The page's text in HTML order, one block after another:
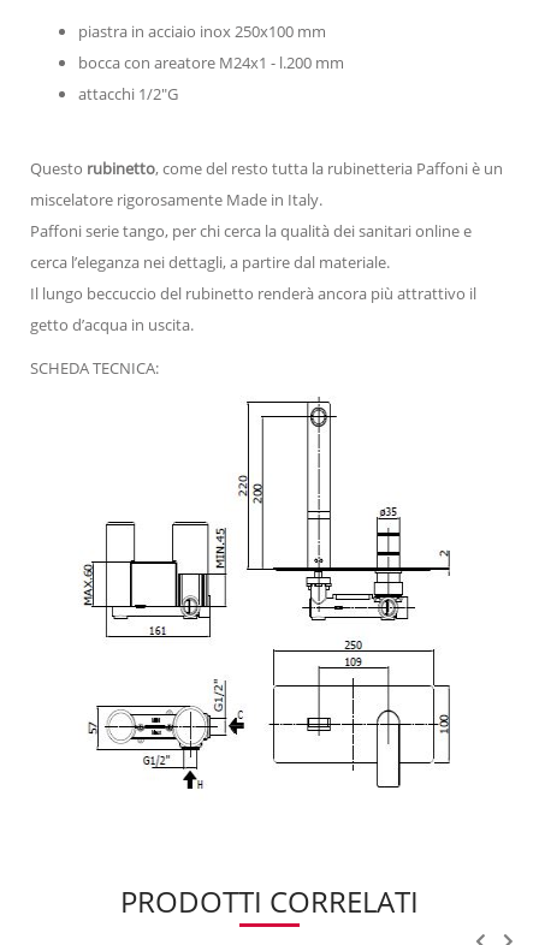
piastra in acciaio inox 250x100 mm
bocca con areatore M24x1 - l.200 mm
attacchi 1/2"G
Questo rubinetto, come del resto tutta la rubinetteria Paffoni è un
miscelatore rigorosamente Made in Italy.
Paffoni serie tango, per chi cerca la qualità dei sanitari online e
cerca l’eleganza nei dettagli, a partire dal materiale.
Il lungo beccuccio del rubinetto renderà ancora più attrattivo il
getto d’acqua in uscita.
SCHEDA TECNICA:
PRODOTTI CORRELATI